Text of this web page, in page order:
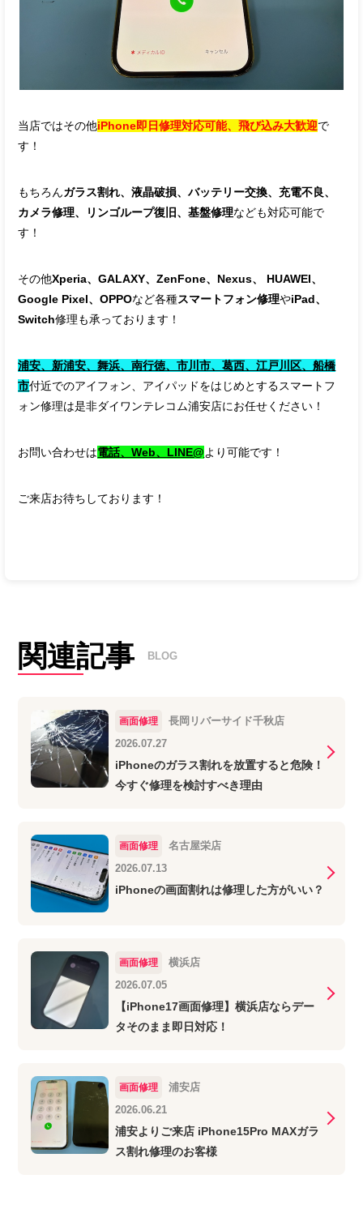
当店ではその他iPhone即日修理対応可能、飛び込み大歓迎で
す！
もちろんガラス割れ、液晶破損、バッテリー交換、充電不良、
カメラ修理、リンゴループ復旧、基盤修理なども対応可能で
す！
その他Xperia、GALAXY、ZenFone、Nexus、 HUAWEI、
Google Pixel、OPPOなど各種スマートフォン修理やiPad、
Switch修理も承っております！
浦安、新浦安、舞浜、南行徳、市川市、葛西、江戸川区、船橋
市付近でのアイフォン、アイパッドをはじめとするスマートフ
ォン修理は是非ダイワンテレコム浦安店にお任せください！
お問い合わせは電話、Web、LINE@より可能です！
ご来店お待ちしております！
関連記事 BLOG
画面修理
長岡リバーサイド千秋店
2026.07.27
iPhoneのガラス割れを放置すると危険！
今すぐ修理を検討すべき理由
画面修理
名古屋栄店
2026.07.13
iPhoneの画面割れは修理した方がいい？
画面修理
横浜店
2026.07.05
【iPhone17画面修理】横浜店ならデー
タそのまま即日対応！
画面修理
浦安店
2026.06.21
浦安よりご来店 iPhone15Pro MAXガラ
ス割れ修理のお客様